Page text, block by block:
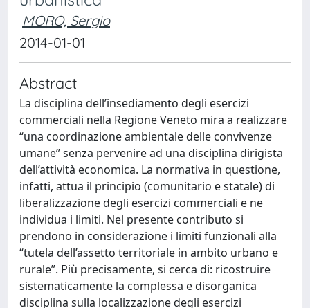
MORO, Sergio
2014-01-01
Abstract
La disciplina dell’insediamento degli esercizi
commerciali nella Regione Veneto mira a realizzare
“una coordinazione ambientale delle convivenze
umane” senza pervenire ad una disciplina dirigista
dell’attività economica. La normativa in questione,
infatti, attua il principio (comunitario e statale) di
liberalizzazione degli esercizi commerciali e ne
individua i limiti. Nel presente contributo si
prendono in considerazione i limiti funzionali alla
“tutela dell’assetto territoriale in ambito urbano e
rurale”. Più precisamente, si cerca di: ricostruire
sistematicamente la complessa e disorganica
disciplina sulla localizzazione degli esercizi